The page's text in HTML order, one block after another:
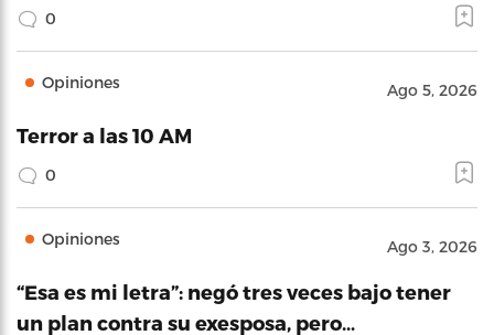
0
Opiniones Ago 5, 2026
Terror a las 10 AM
0
Opiniones Ago 3, 2026
“Esa es mi letra”: negó tres veces bajo tener
un plan contra su exesposa, pero…